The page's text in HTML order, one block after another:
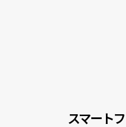
スマート